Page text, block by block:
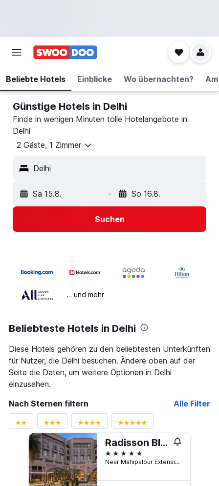
Beliebte Hotels Einblicke Wo übernachten?
Günstige Hotels in Delhi
Finde in wenigen Minuten tolle Hotelangebote in
Delhi
2 Gäste, 1 Zimmer
Delhi
Sa 15.8. - So 16.8.
Suchen
… und mehr
Beliebteste Hotels in Delhi
Diese Hotels gehören zu den beliebtesten Unterkünften
für Nutzer, die Delhi besuchen. Ändere oben auf der
Seite die Daten, um weitere Optionen in Delhi
einzusehen.
Nach Sternen filtern
Alle Filter
Radisson Blu Plaza Delhi
5 Sterne
Near Mahipalpur Extension NH 8, Neu-Delhi, Indien